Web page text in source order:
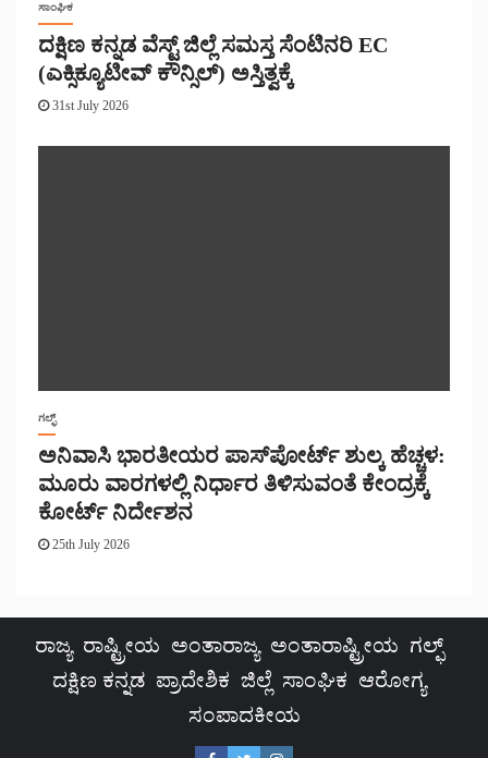
ಸಾಂಘಿಕ
ದಕ್ಷಿಣ ಕನ್ನಡ ವೆಸ್ಟ್ ಜಿಲ್ಲೆ ಸಮಸ್ತ ಸೆಂಟಿನರಿ EC
(ಎಕ್ಸಿಕ್ಯೂಟೀವ್ ಕೌನ್ಸಿಲ್) ಅಸ್ತಿತ್ವಕ್ಕೆ
31st July 2026
ಗಲ್ಫ್
ಅನಿವಾಸಿ ಭಾರತೀಯರ ಪಾಸ್‌ಪೋರ್ಟ್ ಶುಲ್ಕ ಹೆಚ್ಚಳ:
ಮೂರು ವಾರಗಳಲ್ಲಿ ನಿರ್ಧಾರ ತಿಳಿಸುವಂತೆ ಕೇಂದ್ರಕ್ಕೆ
ಕೋರ್ಟ್ ನಿರ್ದೇಶನ
25th July 2026
ರಾಜ್ಯ ರಾಷ್ಟ್ರೀಯ ಅಂತಾರಾಜ್ಯ ಅಂತಾರಾಷ್ಟ್ರೀಯ ಗಲ್ಫ್
ದಕ್ಷಿಣ ಕನ್ನಡ ಪ್ರಾದೇಶಿಕ ಜಿಲ್ಲೆ ಸಾಂಘಿಕ ಆರೋಗ್ಯ
ಸಂಪಾದಕೀಯ